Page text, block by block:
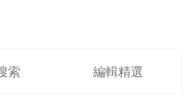
索 編輯精選